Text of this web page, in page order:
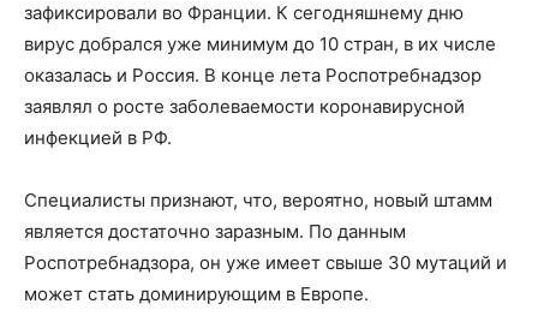
зафиксировали во Франции. К сегодняшнему дню
вирус добрался уже минимум до 10 стран, в их числе
оказалась и Россия. В конце лета Роспотребнадзор
заявлял о росте заболеваемости коронавирусной
инфекцией в РФ.
Специалисты признают, что, вероятно, новый штамм
является достаточно заразным. По данным
Роспотребнадзора, он уже имеет свыше 30 мутаций и
может стать доминирующим в Европе.